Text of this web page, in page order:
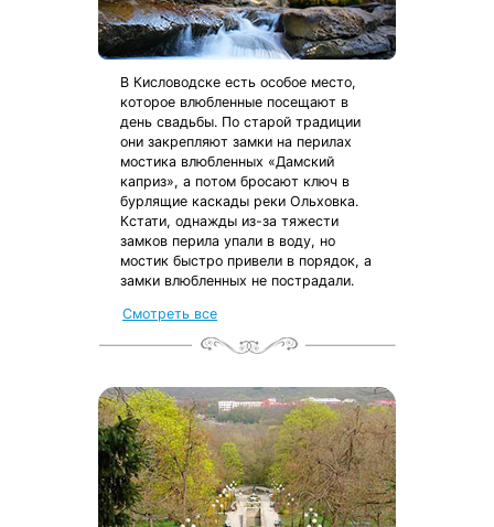
В Кисловодске есть особое место,
которое влюбленные посещают в
день свадьбы. По старой традиции
они закрепляют замки на перилах
мостика влюбленных «Дамский
каприз», а потом бросают ключ в
бурлящие каскады реки Ольховка.
Кстати, однажды из-за тяжести
замков перила упали в воду, но
мостик быстро привели в порядок, а
замки влюбленных не пострадали.
Смотреть все